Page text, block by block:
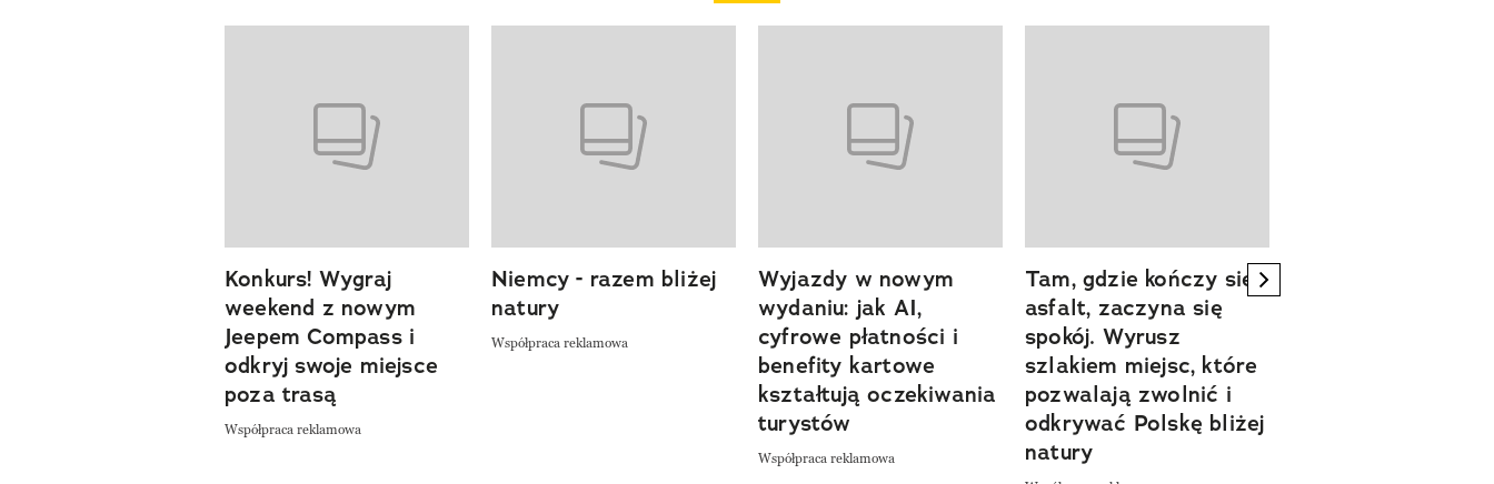
previous element
Konkurs! Wygraj
weekend z nowym
Jeepem Compass i
odkryj swoje miejsce
poza trasą
Współpraca reklamowa
Niemcy - razem bliżej
natury
Współpraca reklamowa
Wyjazdy w nowym
wydaniu: jak AI,
cyfrowe płatności i
benefity kartowe
kształtują oczekiwania
turystów
Współpraca reklamowa
Tam, gdzie kończy się
asfalt, zaczyna się
spokój. Wyrusz
szlakiem miejsc, które
pozwalają zwolnić i
odkrywać Polskę bliżej
natury
next element